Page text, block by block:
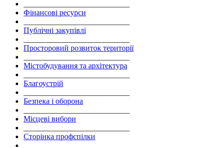
Фінансові ресурси
Публічні закупівлі
Просторовий розвиток території
Містобудування та архітектура
Благоустрій
Безпека і оборона
Місцеві вибори
Сторінка профспілки